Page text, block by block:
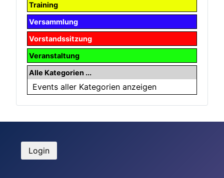
Training
Versammlung
Vorstandssitzung
Veranstaltung
Alle Kategorien ...
Events aller Kategorien anzeigen
Login